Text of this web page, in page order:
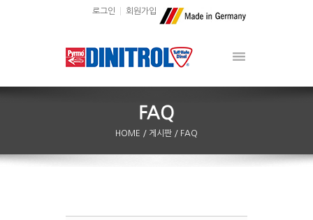
로그인 회원가입
HOME / 게시판 / FAQ